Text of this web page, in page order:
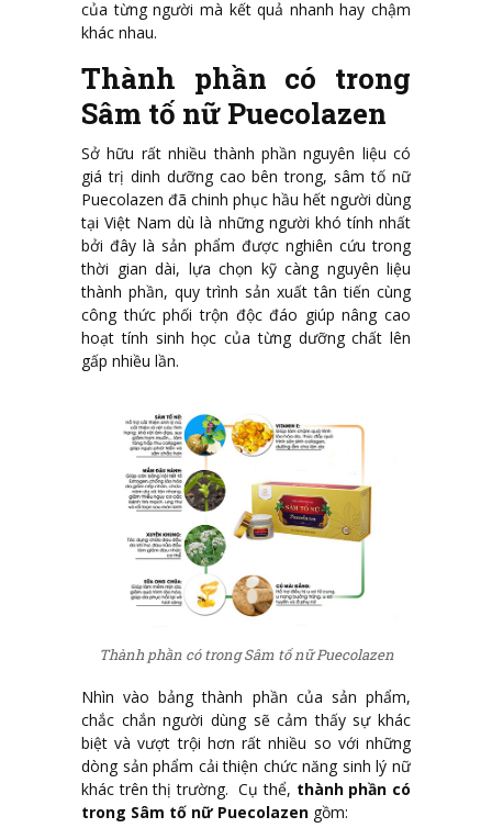
của từng người mà kết quả nhanh hay chậm
khác nhau.
Thành phần có trong
Sâm tố nữ Puecolazen
Sở hữu rất nhiều thành phần nguyên liệu có
giá trị dinh dưỡng cao bên trong, sâm tố nữ
Puecolazen đã chinh phục hầu hết người dùng
tại Việt Nam dù là những người khó tính nhất
bởi đây là sản phẩm được nghiên cứu trong
thời gian dài, lựa chọn kỹ càng nguyên liệu
thành phần, quy trình sản xuất tân tiến cùng
công thức phối trộn độc đáo giúp nâng cao
hoạt tính sinh học của từng dưỡng chất lên
gấp nhiều lần.
Thành phần có trong Sâm tố nữ Puecolazen
Nhìn vào bảng thành phần của sản phẩm,
chắc chắn người dùng sẽ cảm thấy sự khác
biệt và vượt trội hơn rất nhiều so với những
dòng sản phẩm cải thiện chức năng sinh lý nữ
khác trên thị trường. Cụ thể, thành phần có
trong Sâm tố nữ Puecolazen gồm: